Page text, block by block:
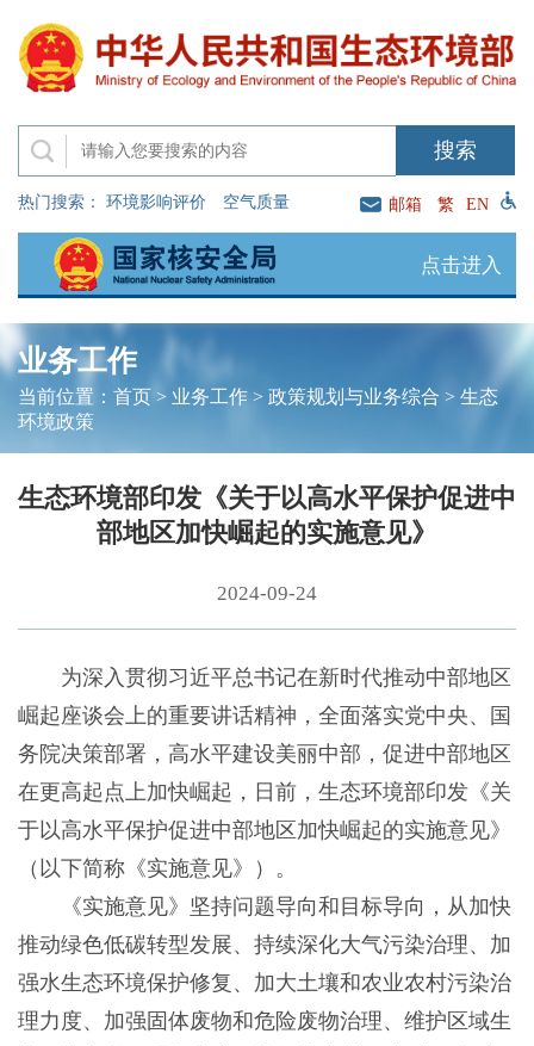
热门搜索： 环境影响评价 空气质量 邮箱 繁 EN
点击进入
业务工作
当前位置： 首页> 业务工作> 政策规划与业务综合 > 生态
环境政策
生态环境部印发《关于以高水平保护促进中
部地区加快崛起的实施意见》
2024-09-24
为深入贯彻习近平总书记在新时代推动中部地区
崛起座谈会上的重要讲话精神，全面落实党中央、国
务院决策部署，高水平建设美丽中部，促进中部地区
在更高起点上加快崛起，日前，生态环境部印发《关
于以高水平保护促进中部地区加快崛起的实施意见》
（以下简称《实施意见》）。
《实施意见》坚持问题导向和目标导向，从加快
推动绿色低碳转型发展、持续深化大气污染治理、加
强水生态环境保护修复、加大土壤和农业农村污染治
理力度、加强固体废物和危险废物治理、维护区域生